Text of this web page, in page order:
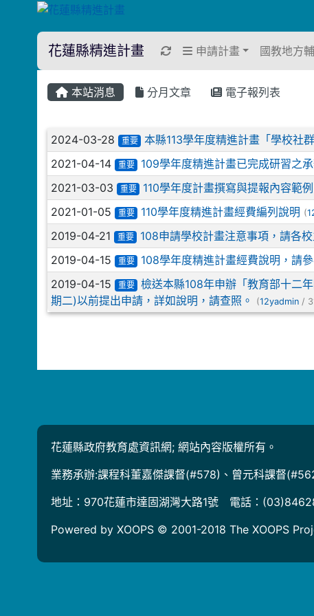
花蓮縣精進計畫 重新取得佈景設定
申請計畫 國教地方
本站消息 分月文章 電子報列表
文章列表
2024-03-28 重要 本縣113學年度精進計畫「學校社
2021-04-14 重要
109學年度精進計畫已完成研習之
2021-03-03
重要 110學年度計畫撰寫與提報內容範
2021-01-05 重要 110學年度精進計畫經費編列說明 (
2019-04-21 重要 108申請學校計畫注意事項，請各
2019-04-15 重要 108學年度精進計畫經費說明，請參
2019-04-15 重要
檢送本縣108年申辦「教育部十二
期二)以前提出申請，詳如說明，請查照。
(12yadmin/
花蓮縣政府教育處資訊網; 網站內容版權所有。
業務承辦:課程科董嘉傑課督(#578)、曾元科課督
地址：970花蓮市達固湖灣大路1號 電話：
Powered by XOOPS © 2001-2018 The XOOPS